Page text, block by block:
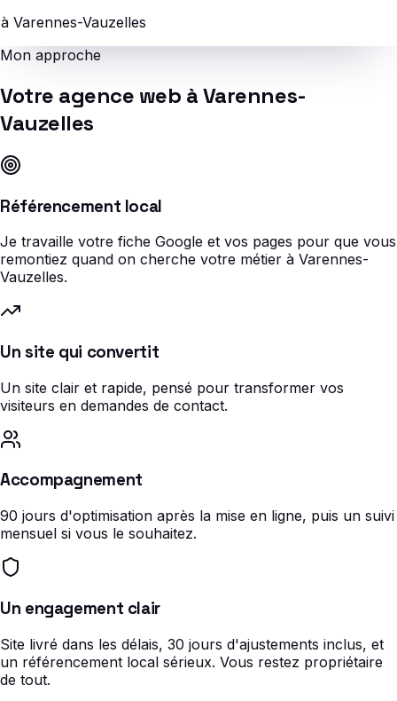
à Varennes-Vauzelles
Mon approche
Votre agence web à Varennes-
Vauzelles
Référencement local
Je travaille votre fiche Google et vos pages pour que vous
remontiez quand on cherche votre métier à Varennes-
Vauzelles.
Un site qui convertit
Un site clair et rapide, pensé pour transformer vos
visiteurs en demandes de contact.
Accompagnement
90 jours d'optimisation après la mise en ligne, puis un suivi
mensuel si vous le souhaitez.
Un engagement clair
Site livré dans les délais, 30 jours d'ajustements inclus, et
un référencement local sérieux. Vous restez propriétaire
de tout.